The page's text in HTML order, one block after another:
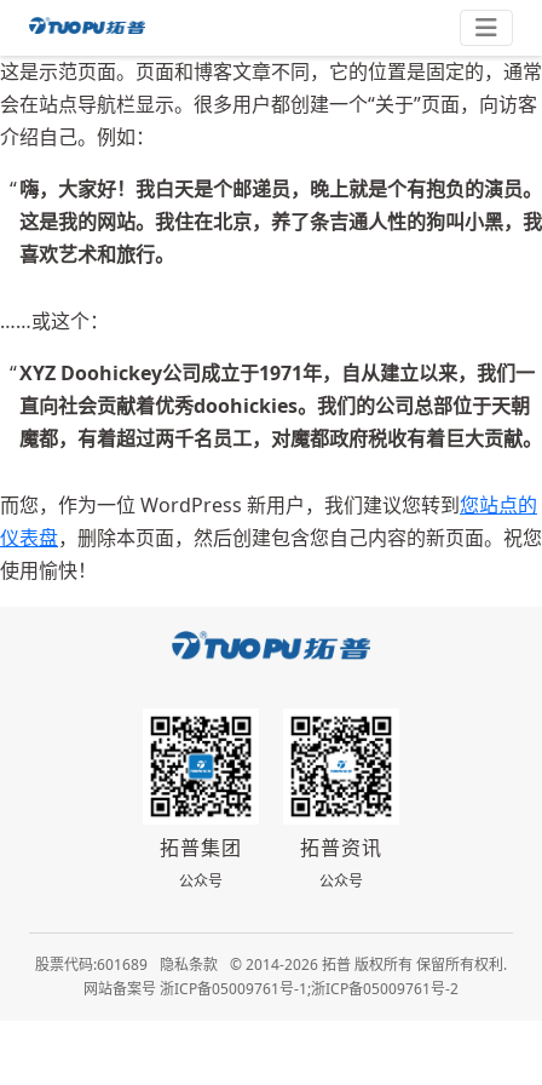
内
容
拓
普
·
科
技
平
台
型
业
这是示范页面。页面和博客文章不同，它的位置是固定的，通常
会在站点导航栏显示。很多用户都创建一个“关于”页面，向访客
介绍自己。例如：
嗨，大家好！我白天是个邮递员，晚上就是个有抱负的演员。
这是我的网站。我住在北京，养了条吉通人性的狗叫小黑，我
喜欢艺术和旅行。
……或这个：
XYZ Doohickey公司成立于1971年，自从建立以来，我们一
直向社会贡献着优秀doohickies。我们的公司总部位于天朝
魔都，有着超过两千名员工，对魔都政府税收有着巨大贡献。
而您，作为一位 WordPress 新用户，我们建议您转到您站点的
仪表盘，删除本页面，然后创建包含您自己内容的新页面。祝您
使用愉快！
拓普集团
公众号
拓普资讯
公众号
股票代码:601689 隐私条款 © 2014-2026 拓普 版权所有 保留所有权利.
网站备案号 浙ICP备05009761号-1;浙ICP备05009761号-2